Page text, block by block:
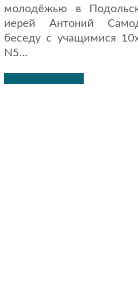
молодёжью в
иерей Антоний
беседу с учащимися
N5…